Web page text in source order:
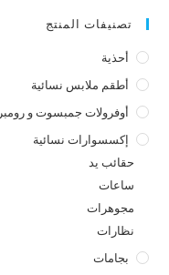
تصنيفات المنتج
أحذية
أطقم ملابس نسائية
أوفرولات جمبسوت و رومبر
إكسسوارات نسائية
حقائب يد
ساعات
مجوهرات
نظارات
بجامات